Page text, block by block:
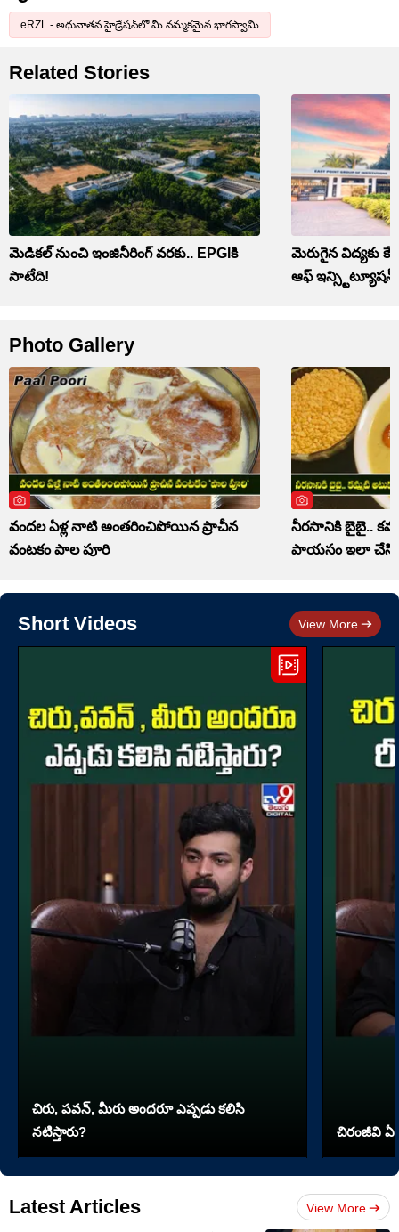
eRZL - అధునాతన హైడ్రేషన్‌లో మీ నమ్మకమైన భాగస్వామి
Related Stories
మెడికల్ నుంచి ఇంజినీరింగ్ వరకు.. EPGIకి
సాటేది!
మెరుగైన విద్యకు
ఆఫ్
Photo Gallery
వందల ఏళ్ల నాటి అంతరించిపోయిన ప్రాచీన
వంటకం పాల పూరి
నీరసానికి బైబై..
పాయసం ఇలా చేసి
Short Videos View More
చిరు, పవన్, మీరు అందరూ ఎప్పడు కలిసి
నటిస్తారు?
చిరంజీవి ఏ
Latest Articles View More